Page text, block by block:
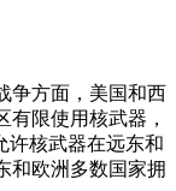
方面，美国和西
限使用核武器，
许核武器在远东和
和欧洲多数国家拥